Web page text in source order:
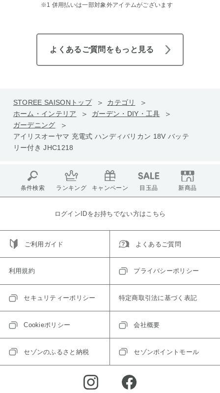
※1 併用払いは一部対象外アイテムがございます
よくあるご質問をもっと見る
STOREE SAISONトップ
カテゴリ
ホーム・インテリア
ガーデン・DIY・工具
ガーデニング
アイリスオーヤマ 充電式 ハンディバリカン 18V バッテ
リー付き JHC1218
条件検索 ランキング キャンペーン 目玉品 新商品
ログインIDをお持ちでない方はこちら
ご利用ガイド よくあるご質問
利用規約 プライバシーポリシー
セキュリティーポリシー 特定商取引法に基づく表記
Cookieポリシー 会社概要
セゾンのふるさと納税 セゾンポイントモール